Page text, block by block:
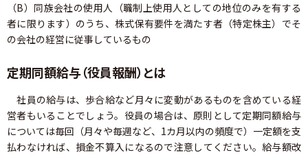
（B）同族会社の使用人（職制上使用人としての地位のみを有する
者に限ります）のうち、株式保有要件を満たす者（特定株主）でそ
の会社の経営に従事しているもの
定期同額給与（役員報酬）とは
社員の給与は、歩合給など月々に変動があるものを含めている経
営者もいることでしょう。役員の場合は、原則として定期同額給与
については毎回（月々や毎週など、1カ月以内の頻度で）一定額を支
払わなければ、損金不算入になるので注意してください。給与額改